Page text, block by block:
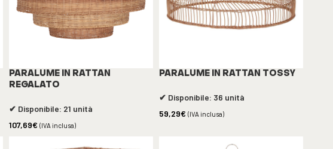
PARALUME IN RATTAN
REGALATO
✔ Disponibile: 21 unità
107,69€ (IVA inclusa)
PARALUME IN RATTAN TOSSY
✔ Disponibile: 36 unità
59,29€ (IVA inclusa)